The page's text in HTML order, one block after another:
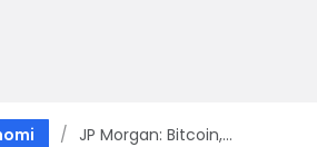
JP Morgan: Bitcoin,